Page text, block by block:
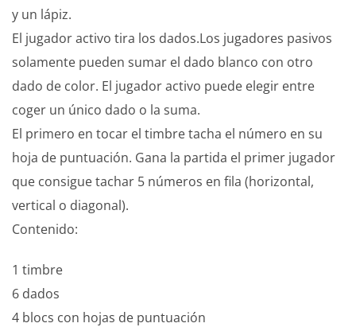
y un lápiz.
El jugador activo tira los dados.Los jugadores pasivos
solamente pueden sumar el dado blanco con otro
dado de color. El jugador activo puede elegir entre
coger un único dado o la suma.
El primero en tocar el timbre tacha el número en su
hoja de puntuación. Gana la partida el primer jugador
que consigue tachar 5 números en fila (horizontal,
vertical o diagonal).
Contenido:
1 timbre
6 dados
4 blocs con hojas de puntuación